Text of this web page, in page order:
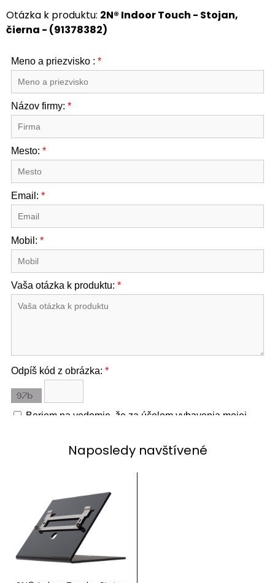
Otázka k produktu: 2N® Indoor Touch - Stojan,
čierna - (91378382)
Naposledy navštívené